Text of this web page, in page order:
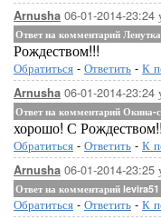
Arnusha 06-01-2014-23:24
Ответ на комментарий Ленутка
Рождеством!!!
Обратиться - Ответить - К
Arnusha 06-01-2014-23:24
Ответ на комментарий Окина-
хорошо! С
Обратиться - Ответить - К
Arnusha 06-01-2014-23:25
Ответ на комментарий levira51
Обратиться - Ответить - К